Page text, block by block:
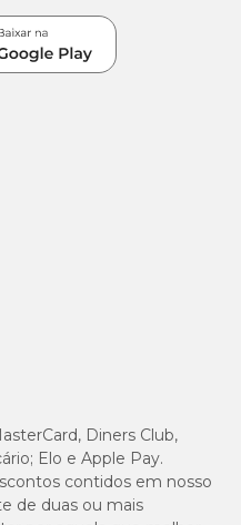
Diners Club,
Elo e Apple Pay.
contidos em nosso
de duas ou mais